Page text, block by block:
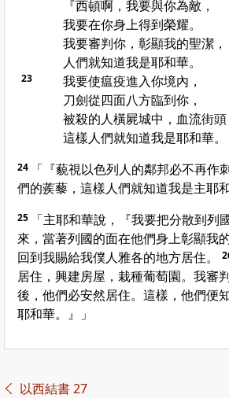
『西頓啊，我要與你為敵，
我要在你身上得到榮耀。
我要審判你，彰顯我的聖潔，
人們就知道我是耶和華。
23
我要使瘟疫進入你境內，
刀劍從四面八方臨到你，
被殺的人橫屍城中，血流街頭
這樣人們就知道我是耶和華。
24
「『藐視以色列人的鄰邦必不再作
們的蒺藜，這樣人們就知道我是主耶和
25
「主耶和華說，『我要把分散到列
來，當著列國的面在他們身上彰顯我
回到我賜給我僕人雅各的地方居住。
居住，興建房屋，栽種葡萄園。我審
後，他們必安然居住。這樣，他們便
耶和華。』」
以西結書 27